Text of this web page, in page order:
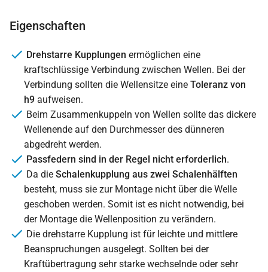
Eigenschaften
Drehstarre Kupplungen ermöglichen eine
kraftschlüssige Verbindung zwischen Wellen. Bei der
Verbindung sollten die Wellensitze eine Toleranz von
h9 aufweisen.
Beim Zusammenkuppeln von Wellen sollte das dickere
Wellenende auf den Durchmesser des dünneren
abgedreht werden.
Passfedern sind in der Regel nicht erforderlich.
Da die Schalenkupplung aus zwei Schalenhälften
besteht, muss sie zur Montage nicht über die Welle
geschoben werden. Somit ist es nicht notwendig, bei
der Montage die Wellenposition zu verändern.
Die drehstarre Kupplung ist für leichte und mittlere
Beanspruchungen ausgelegt. Sollten bei der
Kraftübertragung sehr starke wechselnde oder sehr